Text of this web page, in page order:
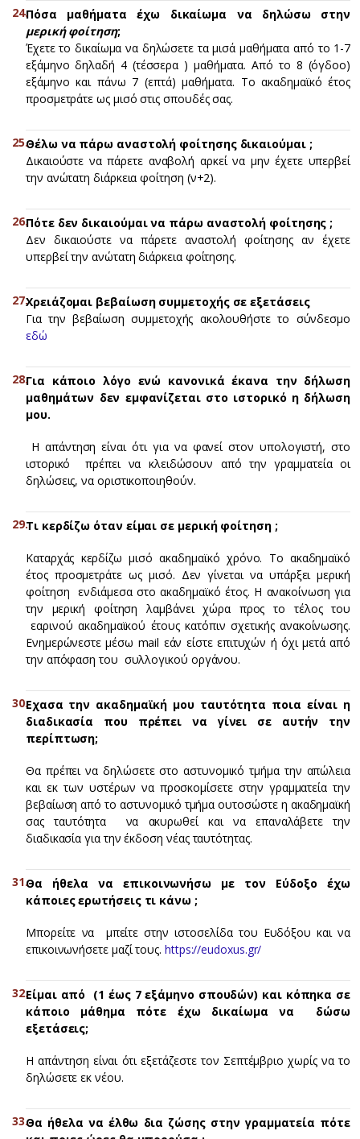
Πόσα μαθήματα έχω δικαίωμα να δηλώσω στην
μερική φοίτηση;
Έχετε το δικαίωμα να δηλώσετε τα μισά μαθήματα από το 1-7
εξάμηνο δηλαδή 4 (τέσσερα ) μαθήματα. Από το 8 (όγδοο)
εξάμηνο και πάνω 7 (επτά) μαθήματα. Το ακαδημαϊκό έτος
προσμετράτε ως μισό στις σπουδές σας.
Θέλω να πάρω αναστολή φοίτησης δικαιούμαι ;
Δικαιούστε να πάρετε αναβολή αρκεί να μην έχετε υπερβεί
την ανώτατη διάρκεια φοίτηση (ν+2).
Πότε δεν δικαιούμαι να πάρω αναστολή φοίτησης ;
Δεν δικαιούστε να πάρετε αναστολή φοίτησης αν έχετε
υπερβεί την ανώτατη διάρκεια φοίτησης.
Χρειάζομαι βεβαίωση συμμετοχής σε εξετάσεις
Για την βεβαίωση συμμετοχής ακολουθήστε το σύνδεσμο
εδώ
Για κάποιο λόγο ενώ κανονικά έκανα την δήλωση
μαθημάτων δεν εμφανίζεται στο ιστορικό η δήλωση
μου.
Η απάντηση είναι ότι για να φανεί στον υπολογιστή, στο
ιστορικό πρέπει να κλειδώσουν από την γραμματεία οι
δηλώσεις, να οριστικοποιηθούν.
Τι κερδίζω όταν είμαι σε μερική φοίτηση ;
Καταρχάς κερδίζω μισό ακαδημαϊκό χρόνο. Το ακαδημαϊκό
έτος προσμετράτε ως μισό. Δεν γίνεται να υπάρξει μερική
φοίτηση ενδιάμεσα στο ακαδημαϊκό έτος. Η ανακοίνωση για
την μερική φοίτηση λαμβάνει χώρα προς το τέλος του
εαρινού ακαδημαϊκού έτους κατόπιν σχετικής ανακοίνωσης.
Ενημερώνεστε μέσω mail εάν είστε επιτυχών ή όχι μετά από
την απόφαση του συλλογικού οργάνου.
Εχασα την ακαδημαϊκή μου ταυτότητα ποια είναι η
διαδικασία που πρέπει να γίνει σε αυτήν την
περίπτωση;
Θα πρέπει να δηλώσετε στο αστυνομικό τμήμα την απώλεια
και εκ των υστέρων να προσκομίσετε στην γραμματεία την
βεβαίωση από το αστυνομικό τμήμα ουτοσώστε η ακαδημαϊκή
σας ταυτότητα να ακυρωθεί και να επαναλάβετε την
διαδικασία για την έκδοση νέας ταυτότητας.
Θα ήθελα να επικοινωνήσω με τον Εύδοξο έχω
κάποιες ερωτήσεις τι κάνω ;
Μπορείτε να μπείτε στην ιστοσελίδα του Ευδόξου και να
επικοινωνήσετε μαζί τους. https://eudoxus.gr/
Είμαι από (1 έως 7 εξάμηνο σπουδών) και κόπηκα σε
κάποιο μάθημα πότε έχω δικαίωμα να δώσω
εξετάσεις;
H απάντηση είναι ότι εξετάζεστε τον Σεπτέμβριο χωρίς να το
δηλώσετε εκ νέου.
Θα ήθελα να έλθω δια ζώσης στην γραμματεία πότε